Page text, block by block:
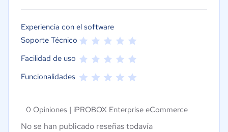
Experiencia con el software
Soporte Técnico
Facilidad de uso
Funcionalidades
0 Opiniones | iPROBOX Enterprise eCommerce
No se han publicado reseñas todavía